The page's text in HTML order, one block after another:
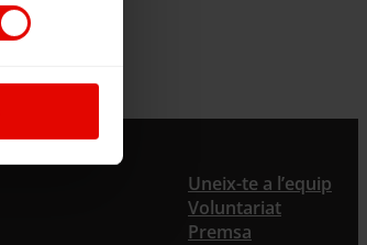
Uneix-te a l’equip
Voluntariat
Premsa